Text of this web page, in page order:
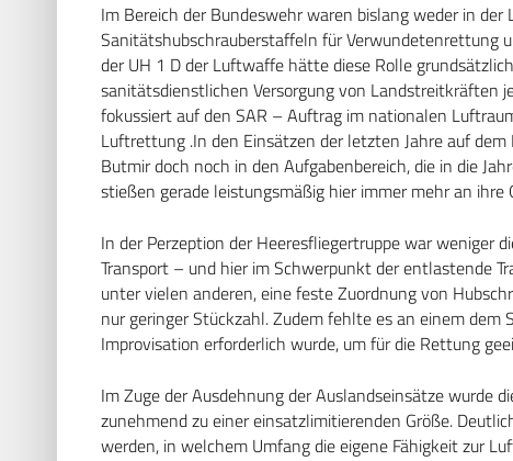
Im Bereich der Bundeswehr waren bislang weder in
Sanitätshubschrauberstaffeln für Verwundetenrettung
der UH 1 D der Luftwaffe hätte diese Rolle
sanitätsdienstlichen Versorgung von Landstreitkräften
fokussiert auf den SAR – Auftrag im nationalen
Luftrettung .In den Einsätzen der letzten Jahre auf
Butmir doch noch in den Aufgabenbereich, die in die
stießen gerade leistungsmäßig hier immer mehr an ihre
In der Perzeption der Heeresfliegertruppe war weniger
Transport – und hier im Schwerpunkt der entlastende
unter vielen anderen, eine feste Zuordnung von
nur geringer Stückzahl. Zudem fehlte es an einem dem
Improvisation erforderlich wurde, um für die Rettung
Im Zuge der Ausdehnung der Auslandseinsätze
zunehmend zu einer einsatzlimitierenden Größe.
werden, in welchem Umfang die eigene Fähigkeit zur